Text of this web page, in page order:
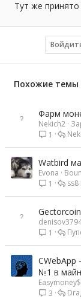
Тут же
Похожие темы
Фарм
Nekich2
1
Watbird
Evona
1
ss8
1
№1 в
Easymoney$
3